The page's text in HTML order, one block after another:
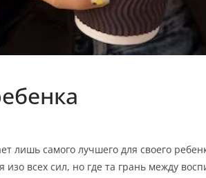
лишь самого лучшего для своего
изо всех сил, но где та грань между